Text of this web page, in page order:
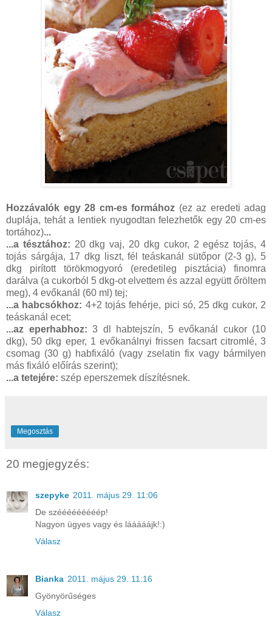
Hozzávalók egy 28 cm-es formához (ez az eredeti adag
duplája, tehát a lentiek nyugodtan felezhetők egy 20 cm-es
tortához)...
...a tésztához: 20 dkg vaj, 20 dkg cukor, 2 egész tojás, 4
tojás sárgája, 17 dkg liszt, fél teáskanál sütőpor (2-3 g), 5
dkg pirított törökmogyoró (eredetileg pisztácia) finomra
darálva (a cukorból 5 dkg-ot elvettem és azzal együtt őröltem
meg), 4 evőkanál (60 ml) tej;
...a habcsókhoz: 4+2 tojás fehérje, pici só, 25 dkg cukor, 2
teáskanál ecet;
...az eperhabhoz: 3 dl habtejszín, 5 evőkanál cukor (10
dkg), 50 dkg eper, 1 evőkanálnyi frissen facsart citromlé, 3
csomag (30 g) habfixáló (vagy zselatin fix vagy bármilyen
más fixáló előírás szerint);
...a tetejére: szép eperszemek díszítésnek.
Megosztás
20 megjegyzés:
szepyke 2011. május 29. 11:06
De szééééééééép!
Nagyon ügyes vagy és lááááájk!:)
Válasz
Bianka 2011. május 29. 11:16
Gyönyörűséges
Válasz